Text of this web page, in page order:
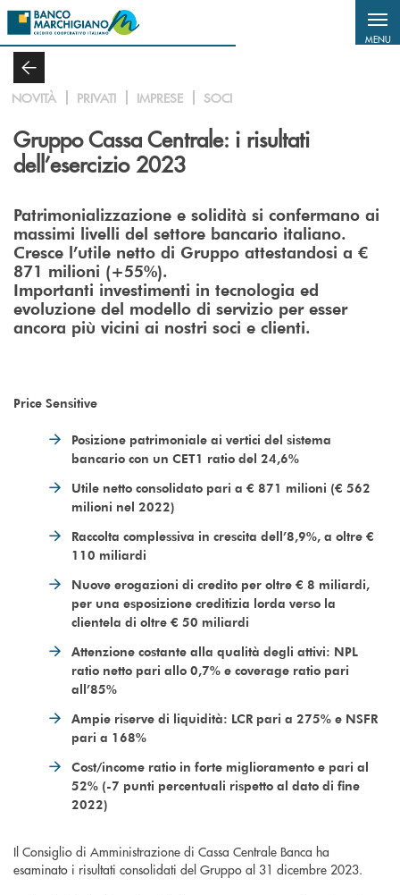
Salta al contenuto principale
MENU
NOVITÀ PRIVATI IMPRESE SOCI
Gruppo Cassa Centrale: i risultati
dell’esercizio 2023
Patrimonializzazione e solidità si confermano ai
massimi livelli del settore bancario italiano.
Cresce l’utile netto di Gruppo attestandosi a €
871 milioni (+55%).
Importanti investimenti in tecnologia ed
evoluzione del modello di servizio per esser
ancora più vicini ai nostri soci e clienti.
Price Sensitive
Posizione patrimoniale ai vertici del sistema
bancario con un CET1 ratio del 24,6%
Utile netto consolidato pari a € 871 milioni (€ 562
milioni nel 2022)
Raccolta complessiva in crescita dell’8,9%, a oltre €
110 miliardi
Nuove erogazioni di credito per oltre € 8 miliardi,
per una esposizione creditizia lorda verso la
clientela di oltre € 50 miliardi
Attenzione costante alla qualità degli attivi: NPL
ratio netto pari allo 0,7% e coverage ratio pari
all’85%
Ampie riserve di liquidità: LCR pari a 275% e NSFR
pari a 168%
Cost/income ratio in forte miglioramento e pari al
52% (-7 punti percentuali rispetto al dato di fine
2022)
Il Consiglio di Amministrazione di Cassa Centrale Banca ha
esaminato i risultati consolidati del Gruppo al 31 dicembre 2023.